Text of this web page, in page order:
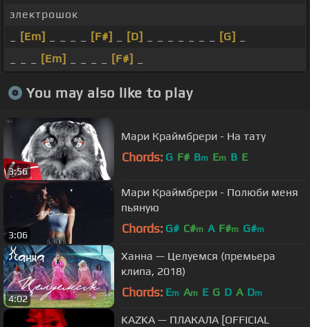
электрошок
[Em] [F#] [D] [G]
[Em] [F#]
You may also like to play
3:56
Мари Краймбрери - На тату
Chords: G F# Bm Em B E
3:06
Мари Краймбрери - Полюби меня
пьяную
Chords: G# C#m A F#m G#m
4:02
Ханна — Целуемся (премьера
клипа, 2018)
Chords: Em Am E G D A Dm
KAZKA — ПЛАКАЛА [OFFICIAL